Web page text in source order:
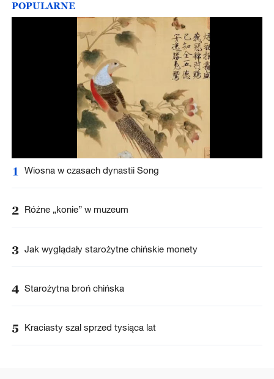
POPULARNE
1 Wiosna w czasach dynastii Song
2 Różne „konie” w muzeum
3 Jak wyglądały starożytne chińskie monety
4 Starożytna broń chińska
5 Kraciasty szal sprzed tysiąca lat